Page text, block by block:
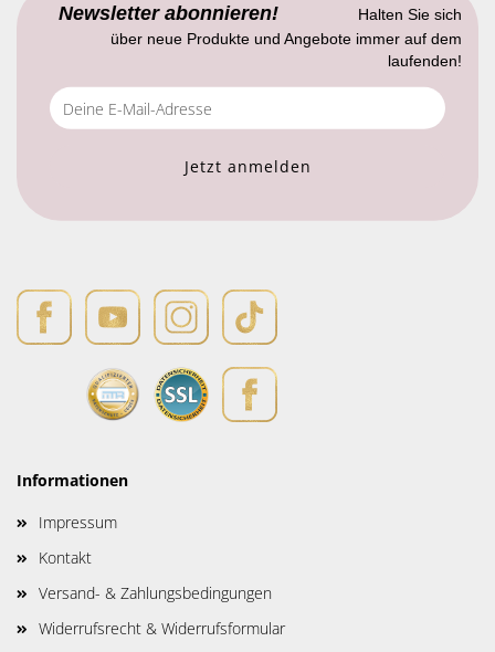
Newsletter abonnieren!
Halten Sie sich
über neue Produkte und Angebote immer auf dem
laufenden!
Informationen
Impressum
Kontakt
Versand- & Zahlungsbedingungen
Widerrufsrecht & Widerrufsformular